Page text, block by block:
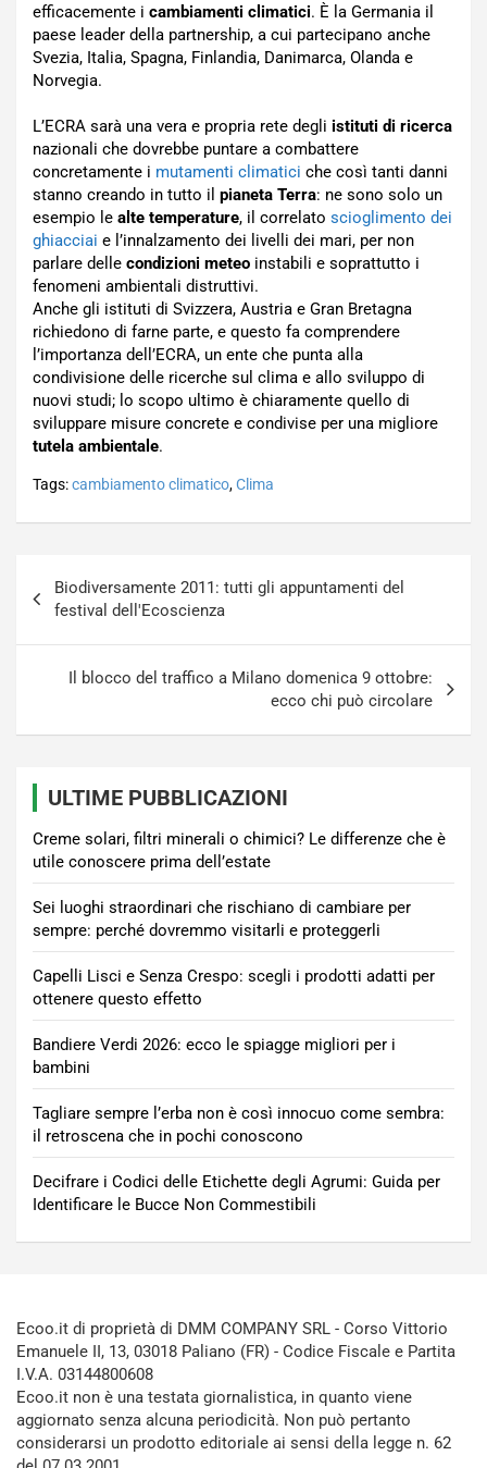
efficacemente i cambiamenti climatici. È la Germania il
paese leader della partnership, a cui partecipano anche
Svezia, Italia, Spagna, Finlandia, Danimarca, Olanda e
Norvegia.
L’ECRA sarà una vera e propria rete degli istituti di ricerca
nazionali che dovrebbe puntare a combattere
concretamente i mutamenti climatici che così tanti danni
stanno creando in tutto il pianeta Terra: ne sono solo un
esempio le alte temperature, il correlato scioglimento dei
ghiacciai e l’innalzamento dei livelli dei mari, per non
parlare delle condizioni meteo instabili e soprattutto i
fenomeni ambientali distruttivi.
Anche gli istituti di Svizzera, Austria e Gran Bretagna
richiedono di farne parte, e questo fa comprendere
l’importanza dell’ECRA, un ente che punta alla
condivisione delle ricerche sul clima e allo sviluppo di
nuovi studi; lo scopo ultimo è chiaramente quello di
sviluppare misure concrete e condivise per una migliore
tutela ambientale.
Tags:cambiamento climatico,Clima
articoli
Biodiversamente 2011: tutti gli appuntamenti del
festival dell'Ecoscienza
Il blocco del traffico a Milano domenica 9 ottobre:
ecco chi può circolare
ULTIME PUBBLICAZIONI
Creme solari, filtri minerali o chimici? Le differenze che è
utile conoscere prima dell’estate
Sei luoghi straordinari che rischiano di cambiare per
sempre: perché dovremmo visitarli e proteggerli
Capelli Lisci e Senza Crespo: scegli i prodotti adatti per
ottenere questo effetto
Bandiere Verdi 2026: ecco le spiagge migliori per i
bambini
Tagliare sempre l’erba non è così innocuo come sembra:
il retroscena che in pochi conoscono
Decifrare i Codici delle Etichette degli Agrumi: Guida per
Identificare le Bucce Non Commestibili
Ecoo.it di proprietà di DMM COMPANY SRL - Corso Vittorio
Emanuele II, 13, 03018 Paliano (FR) - Codice Fiscale e Partita
I.V.A. 03144800608
Ecoo.it non è una testata giornalistica, in quanto viene
aggiornato senza alcuna periodicità. Non può pertanto
considerarsi un prodotto editoriale ai sensi della legge n. 62